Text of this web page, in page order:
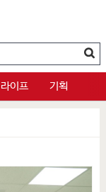
라이프 기획